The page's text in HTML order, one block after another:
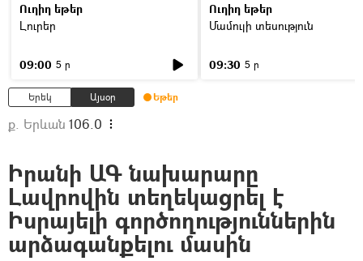
Ուղիղ եթեր
Լուրեր
09:00 5 ր
Ուղիղ եթեր
Մամուլի տեսություն
09:30 5 ր
Երեկ Այսօր Եթեր
ք. Երևան 106.0
Իրանի ԱԳ նախարարը
Լավրովին տեղեկացրել է
Իսրայելի գործողություններին
արձագանքելու մասին